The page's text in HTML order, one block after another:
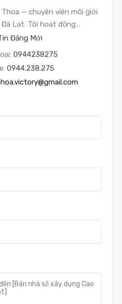
— chuyên viên môi giới
Lạt. Tôi hoạt động…
Đăng Mới
0944238275
0944.238.275